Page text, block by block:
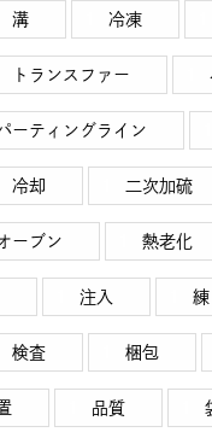
溝 冷凍
トランスファー
ーティングライン
冷却 二次加硫
ーブン 熱老化
注入
検査 梱包
品質